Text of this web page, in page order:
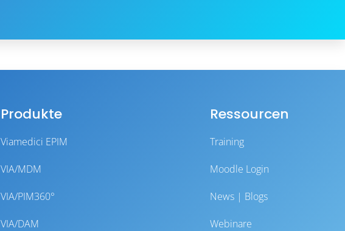
Produkte
Viamedici EPIM
VIA/MDM
VIA/PIM360°
VIA/DAM
Ressourcen
Training
Moodle Login
News | Blogs
Webinare